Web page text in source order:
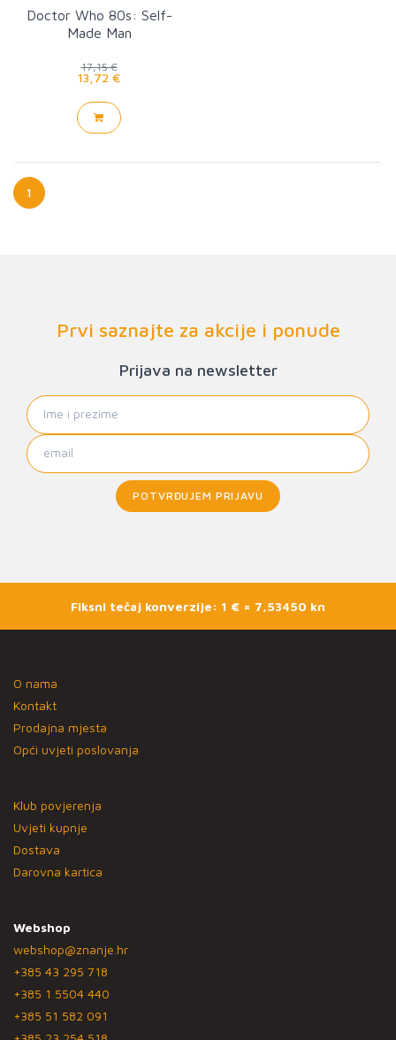
Doctor Who 80s: Self-
Made Man
17,15 €
13,72 €
1
Prvi saznajte za akcije i ponude
Prijava na newsletter
POTVRĐUJEM PRIJAVU
Fiksni tečaj konverzije: 1 € = 7,53450 kn
O nama
Kontakt
Prodajna mjesta
Opći uvjeti poslovanja
Klub povjerenja
Uvjeti kupnje
Dostava
Darovna kartica
Webshop
webshop@znanje.hr
+385 43 295 718
+385 1 5504 440
+385 51 582 091